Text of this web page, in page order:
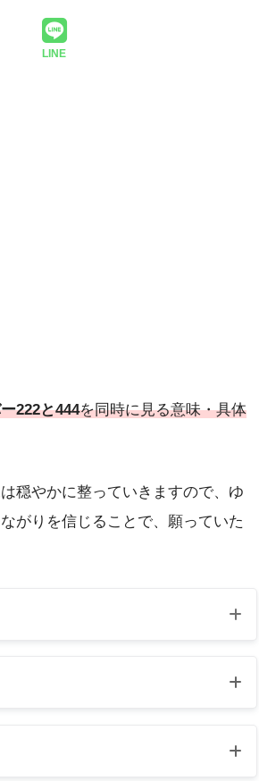
LINE
222と444を同時に見る意味・具体
穏やかに整っていきますので、ゆ
がりを信じることで、願っていた